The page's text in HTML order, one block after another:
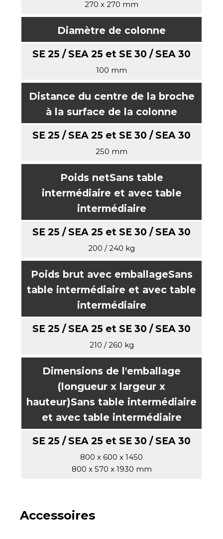
270 x 270 mm
Diamètre de colonne
100 mm
Distance du centre de la broche
à la surface de la colonne
250 mm
Poids netSans table
intermédiaire et avec table
intermédiaire
200 / 240 kg
Poids brut avec emballageSans
table intermédiaire et avec table
intermédiaire
210 / 260 kg
Dimensions de l'emballage
(longueur x largeur x
hauteur)Sans table intermédiaire
et avec table intermédiaire
800 x 600 x 1450
800 x 570 x 1930 mm
Accessoires